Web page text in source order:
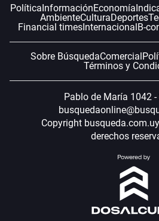
PolíticaInformaciónEconomía
AmbienteCulturaDeportes
Financial timesInternacionalB-
Sobre BúsquedaComercial
Términos y
Pablo de María 1042
Copyright
derechos